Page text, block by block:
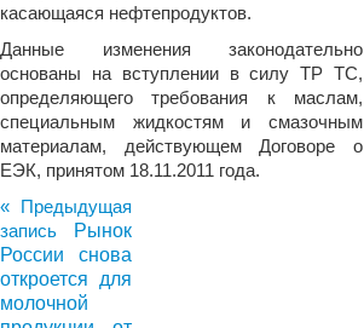
касающаяся нефтепродуктов.
Данные изменения законодательно
основаны на вступлении в силу ТР ТС,
определяющего требования к маслам,
специальным жидкостям и смазочным
материалам, действующем Договоре о
ЕЭК, принятом 18.11.2011 года.
« Предыдущая
запись
Рынок
России снова
откроется для
молочной